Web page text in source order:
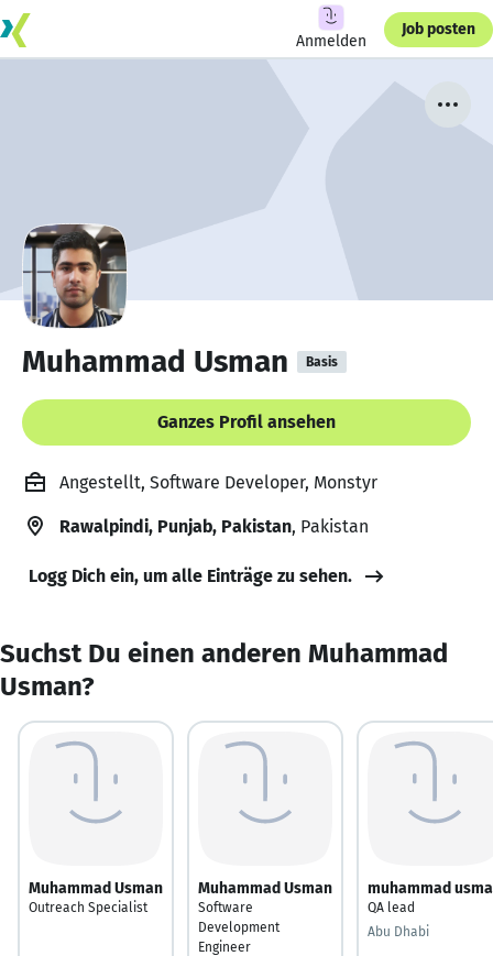
Anmelden
Job posten
Muhammad Usman Basis
Ganzes Profil ansehen
Angestellt, Software Developer, Monstyr
Rawalpindi, Punjab, Pakistan, Pakistan
Logg Dich ein, um alle Einträge zu sehen.
Suchst Du einen anderen Muhammad
Usman?
Muhammad Usman
Outreach Specialist
Muhammad Usman
Software
Development
Engineer
muhammad
QA lead
Abu Dhabi